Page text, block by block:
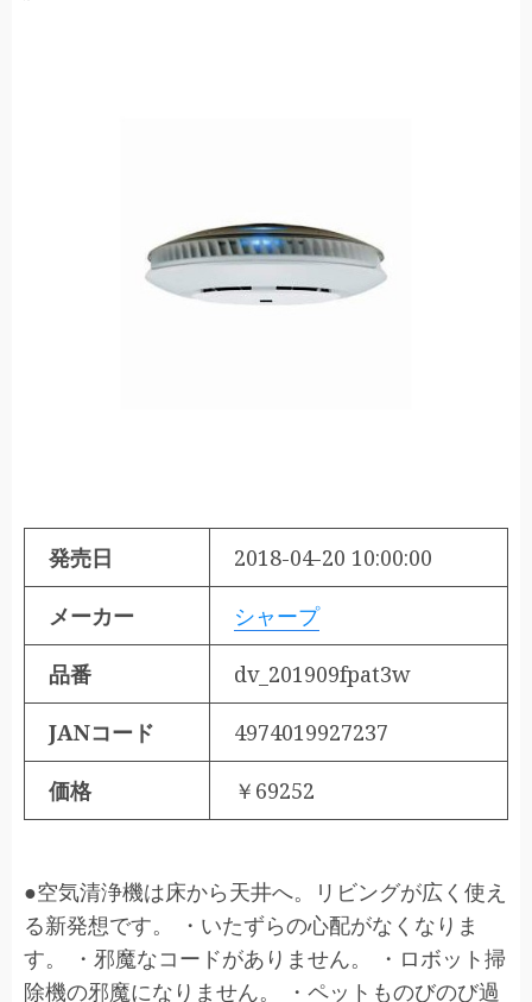
発売日 2018-04-20 10:00:00
メーカー シャープ
品番 dv_201909fpat3w
JANコード 4974019927237
価格 ￥69252
●空気清浄機は床から天井へ。リビングが広く使え
る新発想です。 ・いたずらの心配がなくなりま
す。 ・邪魔なコードがありません。 ・ロボット掃
除機の邪魔になりません。 ・ペットものびのび過